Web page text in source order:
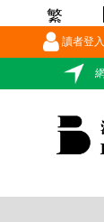
讀者登
繁